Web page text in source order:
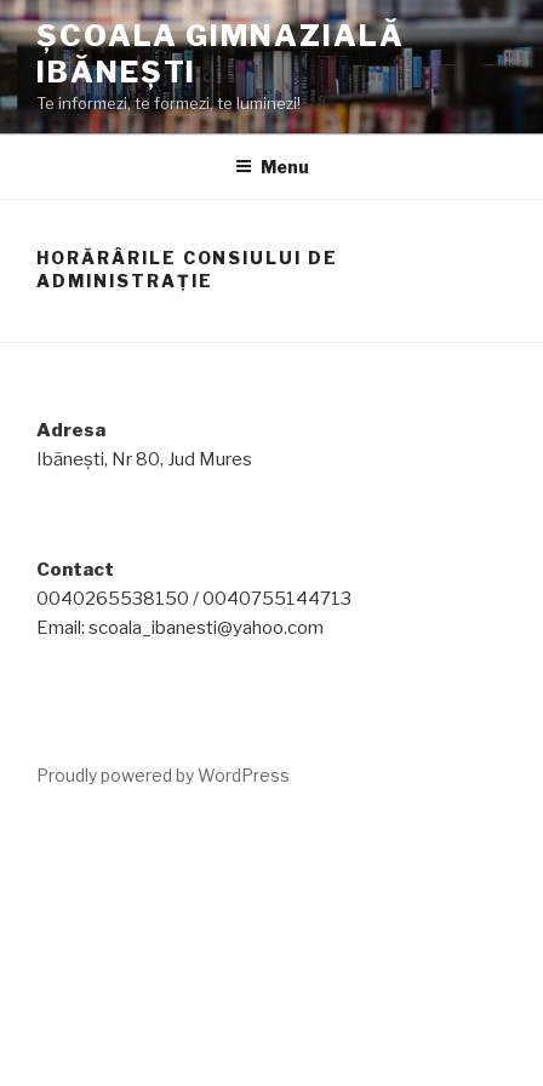
Skip
to
content
ȘCOALA GIMNAZIALĂ
IBĂNEȘTI
Te informezi, te formezi, te luminezi!
Menu
HORĂRÂRILE CONSIULUI DE
ADMINISTRAȚIE
Adresa
Ibănești, Nr 80, Jud Mures
Contact
0040265538150 / 0040755144713
Email: scoala_ibanesti@yahoo.com
Proudly powered by WordPress